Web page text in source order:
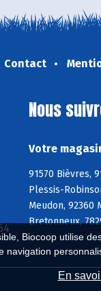
Biocoop utilise
navigation
En
Contact
Nous
Votre
91570 Bièvres,
Plessis-
Meudon, 92360
Bretonneux,